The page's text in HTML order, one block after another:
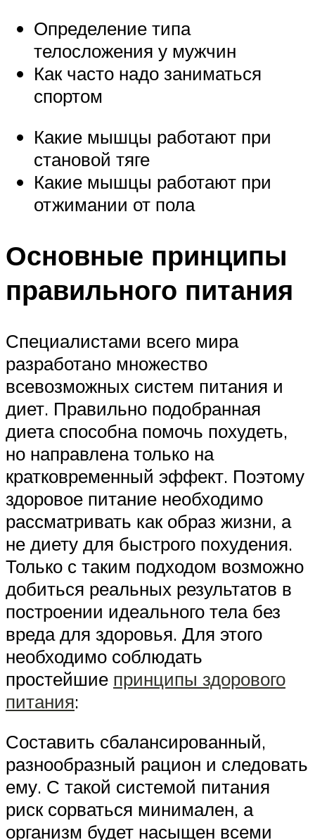
Определение типа
телосложения у мужчин
Как часто надо заниматься
спортом
Какие мышцы работают при
становой тяге
Какие мышцы работают при
отжимании от пола
Основные принципы
правильного питания
Специалистами всего мира
разработано множество
всевозможных систем питания и
диет. Правильно подобранная
диета способна помочь похудеть,
но направлена только на
кратковременный эффект. Поэтому
здоровое питание необходимо
рассматривать как образ жизни, а
не диету для быстрого похудения.
Только с таким подходом возможно
добиться реальных результатов в
построении идеального тела без
вреда для здоровья. Для этого
необходимо соблюдать
простейшие принципы здорового
питания:
Составить сбалансированный,
разнообразный рацион и следовать
ему. С такой системой питания
риск сорваться минимален, а
организм будет насыщен всеми